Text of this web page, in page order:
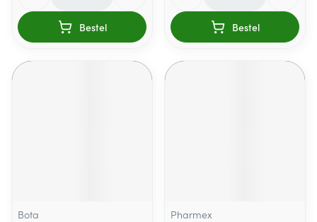
Bestel Bestel
Bota
Pharmex